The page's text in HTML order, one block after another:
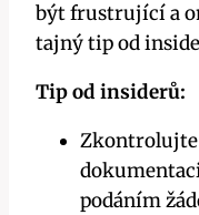
být frustrující a
tajný tip od
Tip od insiderů:
Zkontrolujte
podáním